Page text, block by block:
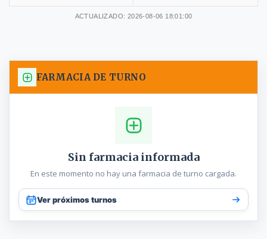
ACTUALIZADO: 2026-08-06 18:01:00
FARMACIA DE TURNO
Sin farmacia informada
En este momento no hay una farmacia de turno cargada.
Ver próximos turnos